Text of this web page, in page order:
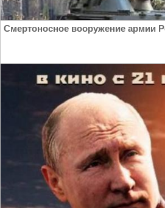
Смертоносное вооружение армии